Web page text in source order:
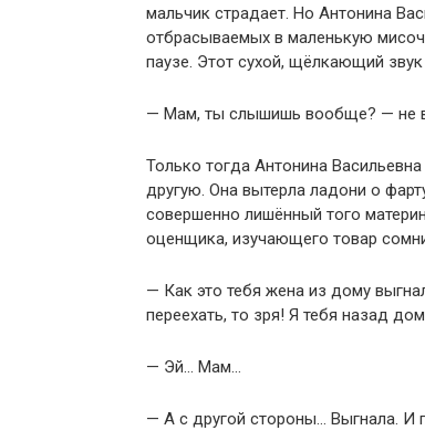
мальчик страдает. Но Антонина
отбрасываемых в маленькую
паузе. Этот сухой, щёлкающий
— Мам, ты слышишь вообще? — не
Только тогда Антонина
другую. Она вытерла ладони о
совершенно лишённый того
оценщика, изучающего товар
— Как это тебя жена из дому
переехать, то зря! Я тебя назад
— Эй… Мам…
— А с другой стороны… Выгнала. И